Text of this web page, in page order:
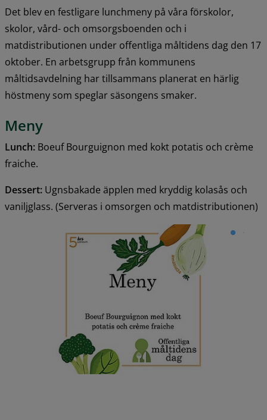
Det blev en festligare lunchmeny på våra förskolor,
skolor, vård- och omsorgsboenden och i
matdistributionen under offentliga måltidens dag den 17
oktober. En arbetsgrupp från kommunens
måltidsavdelning har tillsammans planerat en härlig
höstmeny som speglar säsongens smaker.
Meny
Lunch: Boeuf Bourguignon med kokt potatis och crème
fraiche.
Dessert: Ugnsbakade äpplen med kryddig kolasås och
vaniljglass. (Serveras i omsorgen och matdistributionen)